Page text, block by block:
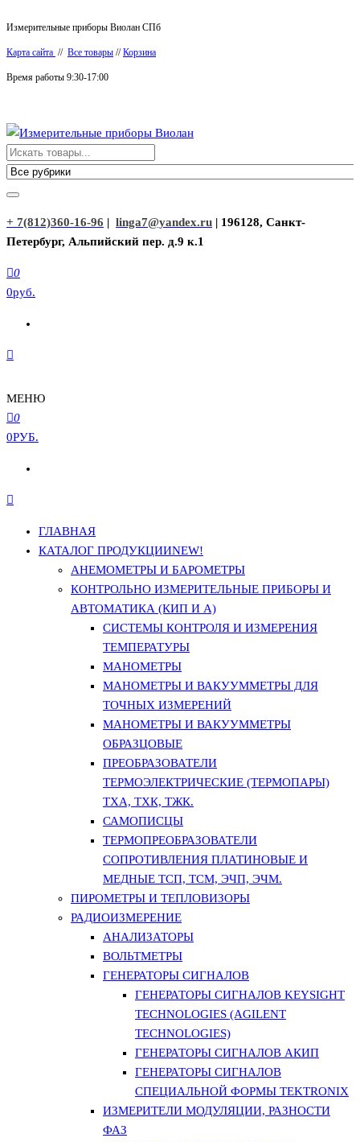
к
содержимому
Измерительные приборы Виолан СПб
Карта сайта // Все товары //Корзина
Время работы 9:30-17:00
Измерительные приборы Виолан
+ 7(812)360-16-96 | linga7@yandex.ru | 196128, Санкт-
Петербург, Альпийский пер. д.9 к.1
0
0руб.
МЕНЮ
0
0РУБ.
ГЛАВНАЯ
КАТАЛОГ ПРОДУКЦИИNEW!
АНЕМОМЕТРЫ И БАРОМЕТРЫ
КОНТРОЛЬНО ИЗМЕРИТЕЛЬНЫЕ ПРИБОРЫ И
АВТОМАТИКА (КИП И А)
СИСТЕМЫ КОНТРОЛЯ И ИЗМЕРЕНИЯ
ТЕМПЕРАТУРЫ
МАНОМЕТРЫ
МАНОМЕТРЫ И ВАКУУММЕТРЫ ДЛЯ
ТОЧНЫХ ИЗМЕРЕНИЙ
МАНОМЕТРЫ И ВАКУУММЕТРЫ
ОБРАЗЦОВЫЕ
ПРЕОБРАЗОВАТЕЛИ
ТЕРМОЭЛЕКТРИЧЕСКИЕ (ТЕРМОПАРЫ)
ТХА, ТХК, ТЖК.
САМОПИСЦЫ
ТЕРМОПРЕОБРАЗОВАТЕЛИ
СОПРОТИВЛЕНИЯ ПЛАТИНОВЫЕ И
МЕДНЫЕ ТСП, ТСМ, ЭЧП, ЭЧМ.
ПИРОМЕТРЫ И ТЕПЛОВИЗОРЫ
РАДИОИЗМЕРЕНИЕ
АНАЛИЗАТОРЫ
ВОЛЬТМЕТРЫ
ГЕНЕРАТОРЫ СИГНАЛОВ
ГЕНЕРАТОРЫ СИГНАЛОВ KEYSIGHT
TECHNOLOGIES (AGILENT
TECHNOLOGIES)
ГЕНЕРАТОРЫ СИГНАЛОВ АКИП
ГЕНЕРАТОРЫ СИГНАЛОВ
СПЕЦИАЛЬНОЙ ФОРМЫ TEKTRONIX
ИЗМЕРИТЕЛИ МОДУЛЯЦИИ, РАЗНОСТИ
ФАЗ